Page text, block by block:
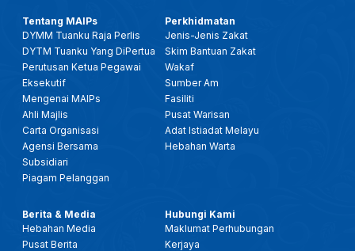
Tentang MAIPs
DYMM Tuanku Raja Perlis
DYTM Tuanku Yang DiPertua
Perutusan Ketua Pegawai
Eksekutif
Mengenai MAIPs
Ahli Majlis
Carta Organisasi
Agensi Bersama
Subsidiari
Piagam Pelanggan
Perkhidmatan
Jenis-Jenis Zakat
Skim Bantuan Zakat
Wakaf
Sumber Am
Fasiliti
Pusat Warisan
Adat Istiadat Melayu
Hebahan Warta
Berita & Media
Hebahan Media
Pusat Berita
Hubungi Kami
Maklumat Perhubungan
Kerjaya